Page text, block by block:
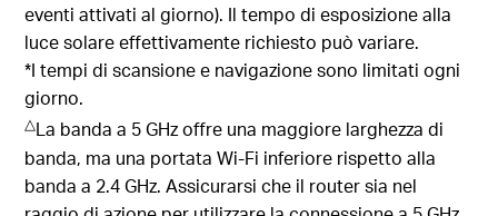
eventi attivati al giorno). Il tempo di esposizione alla
luce solare effettivamente richiesto può variare.
*I tempi di scansione e navigazione sono limitati ogni
giorno.
△La banda a 5 GHz offre una maggiore larghezza di
banda, ma una portata Wi-Fi inferiore rispetto alla
banda a 2.4 GHz. Assicurarsi che il router sia nel